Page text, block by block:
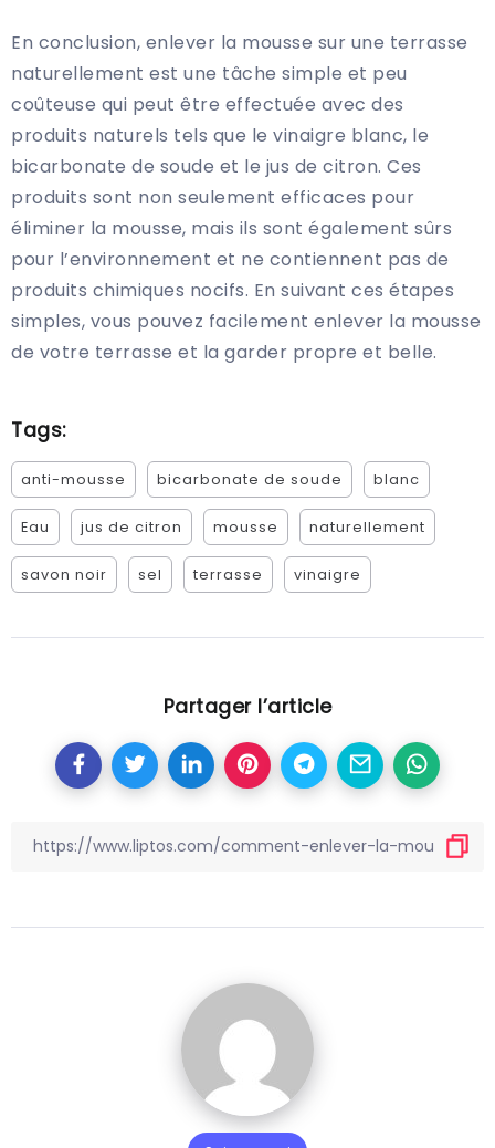
En conclusion, enlever la mousse sur une terrasse
naturellement est une tâche simple et peu
coûteuse qui peut être effectuée avec des
produits naturels tels que le vinaigre blanc, le
bicarbonate de soude et le jus de citron. Ces
produits sont non seulement efficaces pour
éliminer la mousse, mais ils sont également sûrs
pour l’environnement et ne contiennent pas de
produits chimiques nocifs. En suivant ces étapes
simples, vous pouvez facilement enlever la mousse
de votre terrasse et la garder propre et belle.
Tags:
anti-mousse bicarbonate de soude blanc
Eau jus de citron mousse naturellement
savon noir sel terrasse vinaigre
Partager l’article